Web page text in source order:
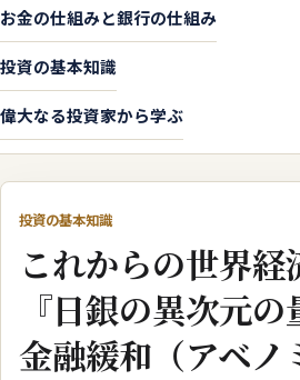
お金の仕組みと銀行の仕組み
投資の基本知識
偉大なる投資家から学ぶ
投資の基本知識
これからの世界経
『日銀の異次元
金融緩和（アベノ